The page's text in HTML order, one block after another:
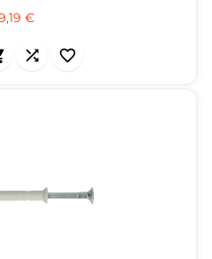
± 50 m² /
de 100
€Prix
 